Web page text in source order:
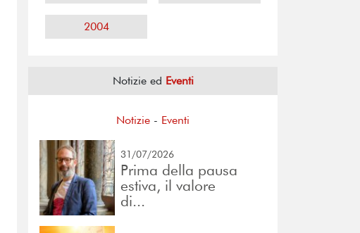
2004
Notizie ed Eventi
Notizie - Eventi
31/07/2026
Prima della pausa
estiva, il valore
di...